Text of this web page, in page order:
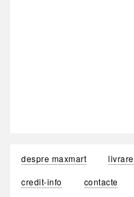
despre maxmart livrare
credit-info
contacte